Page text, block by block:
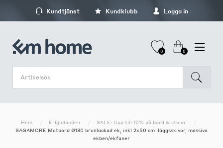
Kundtjänst Kundklubb Logga in
0 0
Hem Erbjudanden
SALE: Upp till 10% på bord & stolar
SAGAMORE Matbord Ø130 brunlackad ek, inkl 2x50 cm iläggsskivor, massiva
ekben/ekfaner